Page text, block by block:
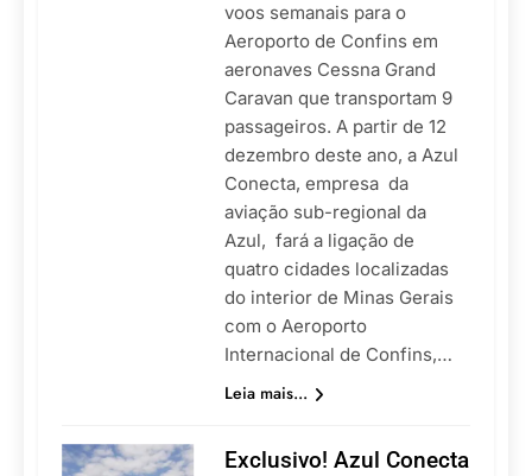
voos semanais para o
Aeroporto de Confins em
aeronaves Cessna Grand
Caravan que transportam 9
passageiros. A partir de 12
dezembro deste ano, a Azul
Conecta, empresa da
aviação sub-regional da
Azul, fará a ligação de
quatro cidades localizadas
do interior de Minas Gerais
com o Aeroporto
Internacional de Confins,…
Leia mais...
Exclusivo! Azul Conecta